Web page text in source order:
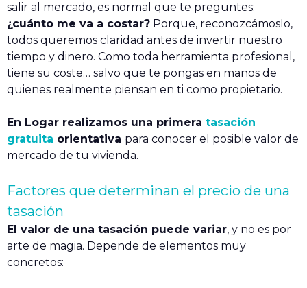
salir al mercado, es normal que te preguntes:
¿cuánto me va a costar? Porque, reconozcámoslo,
todos queremos claridad antes de invertir nuestro
tiempo y dinero. Como toda herramienta profesional,
tiene su coste… salvo que te pongas en manos de
quienes realmente piensan en ti como propietario.
En Logar realizamos una primera tasación
gratuita orientativa para conocer el posible valor de
mercado de tu vivienda.
Factores que determinan el precio de una
tasación
El valor de una tasación puede variar, y no es por
arte de magia. Depende de elementos muy
concretos: